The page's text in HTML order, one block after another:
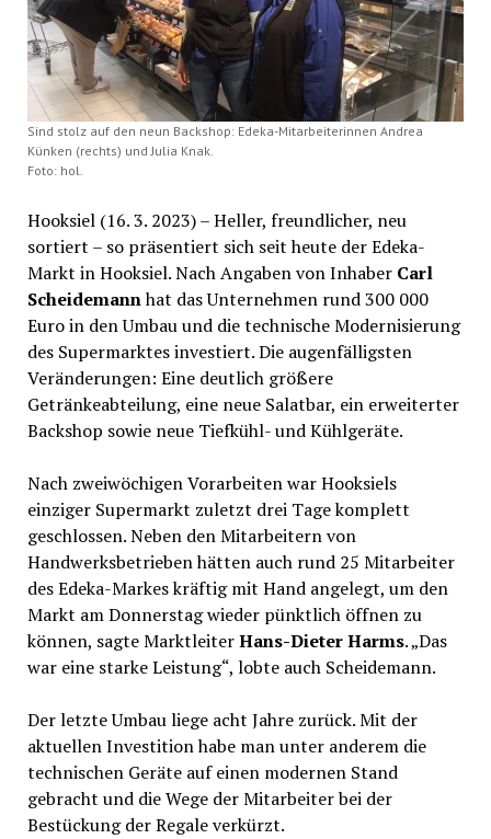
Sind stolz auf den neun Backshop: Edeka-Mitarbeiterinnen Andrea
Künken (rechts) und Julia Knak.
Foto: hol.
Hooksiel (16. 3. 2023) – Heller, freundlicher, neu
sortiert – so präsentiert sich seit heute der Edeka-
Markt in Hooksiel. Nach Angaben von InhaberCarl
Scheidemannhat das Unternehmen rund 300 000
Euro in den Umbau und die technische Modernisierung
des Supermarktes investiert. Die augenfälligsten
Veränderungen: Eine deutlich größere
Getränkeabteilung, eine neue Salatbar, ein erweiterter
Backshop sowie neue Tiefkühl- und Kühlgeräte.
Nach zweiwöchigen Vorarbeiten war Hooksiels
einziger Supermarkt zuletzt drei Tage komplett
geschlossen. Neben den Mitarbeitern von
Handwerksbetrieben hätten auch rund 25 Mitarbeiter
des Edeka-Markes kräftig mit Hand angelegt, um den
Markt am Donnerstag wieder pünktlich öffnen zu
können, sagte MarktleiterHans-Dieter Harms. „Das
war eine starke Leistung“, lobte auch Scheidemann.
Der letzte Umbau liege acht Jahre zurück. Mit der
aktuellen Investition habe man unter anderem die
technischen Geräte auf einen modernen Stand
gebracht und die Wege der Mitarbeiter bei der
Bestückung der Regale verkürzt.